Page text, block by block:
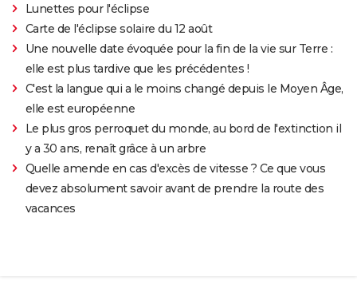
Lunettes pour l'éclipse
Carte de l'éclipse solaire du 12 août
Une nouvelle date évoquée pour la fin de la vie sur Terre :
elle est plus tardive que les précédentes !
C'est la langue qui a le moins changé depuis le Moyen Âge,
elle est européenne
Le plus gros perroquet du monde, au bord de l'extinction il
y a 30 ans, renaît grâce à un arbre
Quelle amende en cas d'excès de vitesse ? Ce que vous
devez absolument savoir avant de prendre la route des
vacances